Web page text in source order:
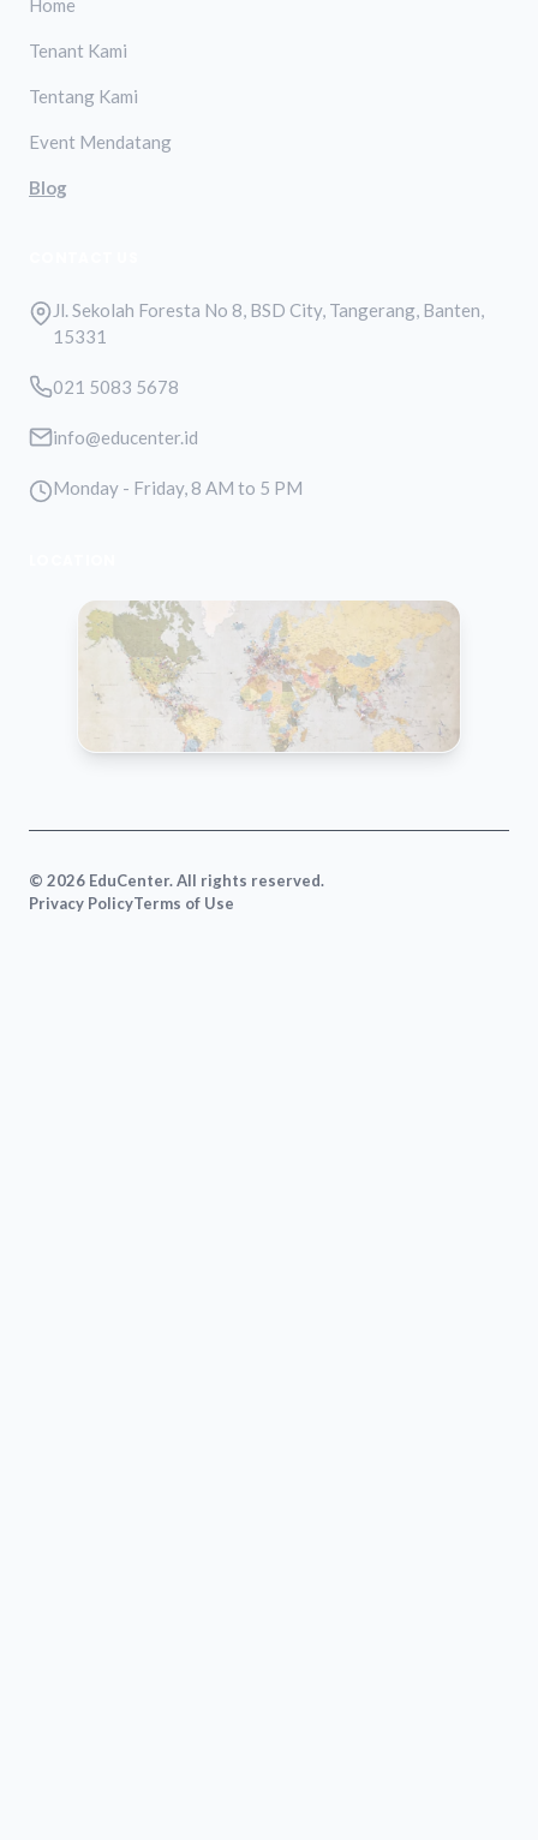
Home
Tenant Kami
Tentang Kami
Event Mendatang
Blog
Jl. Sekolah Foresta No 8, BSD City, Tangerang, Banten,
15331
021 5083 5678
info@educenter.id
Monday - Friday, 8 AM to 5 PM
© 2026 EduCenter. All rights reserved.
Privacy PolicyTerms of Use